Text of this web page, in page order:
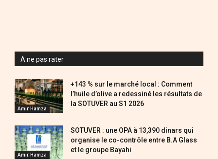
A ne pas rater
Amir Hamza
+143 % sur le marché local : Comment
l’huile d’olive a redessiné les résultats de
la SOTUVER au S1 2026
Amir Hamza
SOTUVER : une OPA à 13,390 dinars qui
organise le co-contrôle entre B.A Glass
et le groupe Bayahi